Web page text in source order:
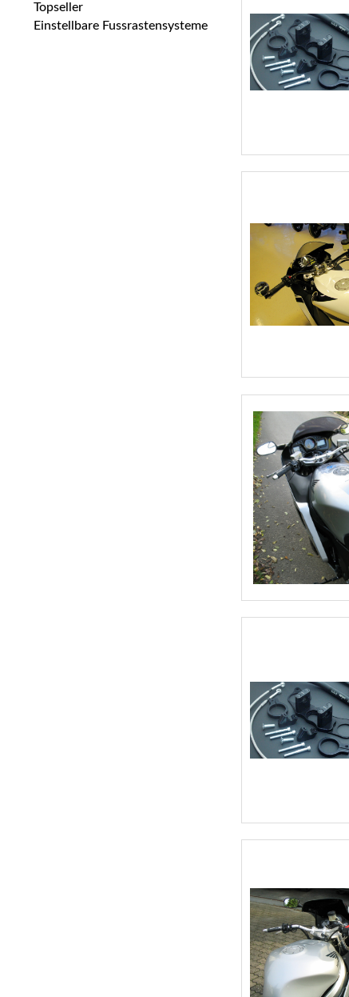
Topseller
Einstellbare Fussrastensysteme